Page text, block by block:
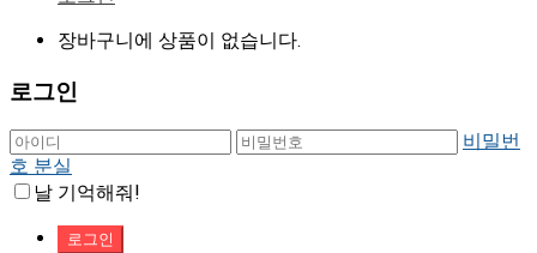
장바구니에 상품이 없습니다.
로그인
비밀번
호 분실
날 기억해줘!